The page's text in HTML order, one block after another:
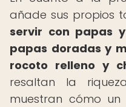
añade sus propios
servir con papas
papas doradas y
rocoto relleno y
resaltan la
muestran cómo